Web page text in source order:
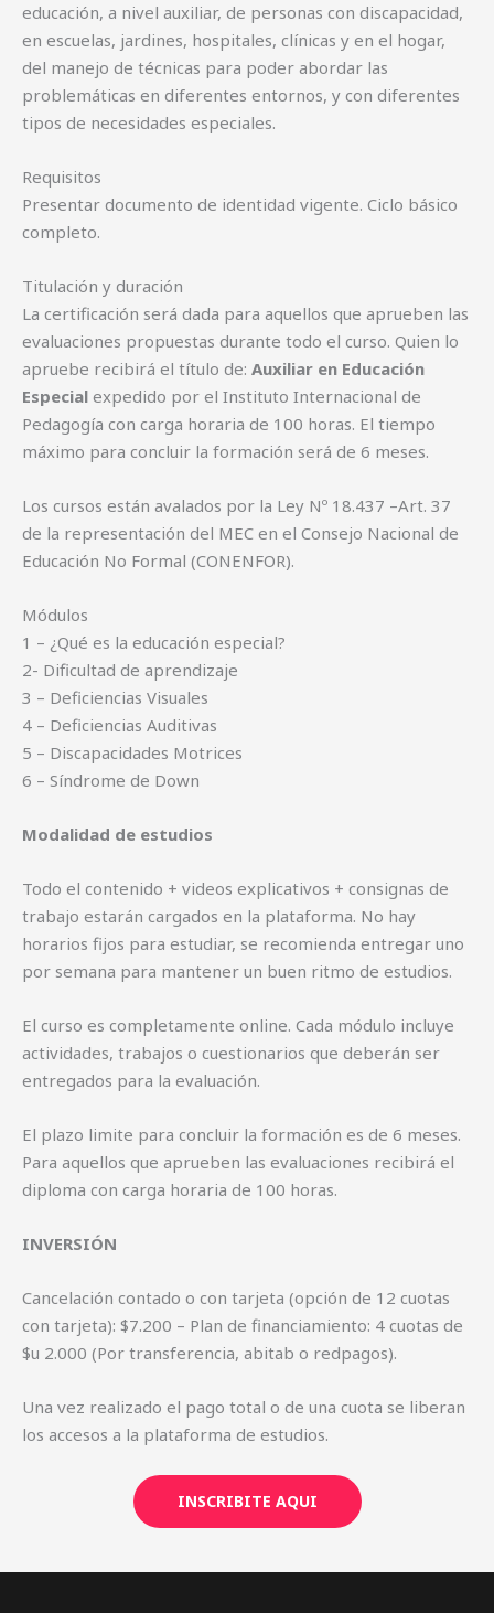
educación, a nivel auxiliar, de personas con discapacidad,
en escuelas, jardines, hospitales, clínicas y en el hogar,
del manejo de técnicas para poder abordar las
problemáticas en diferentes entornos, y con diferentes
tipos de necesidades especiales.
Requisitos
Presentar documento de identidad vigente. Ciclo básico
completo.
Titulación y duración
La certificación será dada para aquellos que aprueben las
evaluaciones propuestas durante todo el curso. Quien lo
apruebe recibirá el título de: Auxiliar en Educación
Especial expedido por el Instituto Internacional de
Pedagogía con carga horaria de 100 horas. El tiempo
máximo para concluir la formación será de 6 meses.
Los cursos están avalados por la Ley Nº 18.437 –Art. 37
de la representación del MEC en el Consejo Nacional de
Educación No Formal (CONENFOR).
Módulos
1 – ¿Qué es la educación especial?
2- Dificultad de aprendizaje
3 – Deficiencias Visuales
4 – Deficiencias Auditivas
5 – Discapacidades Motrices
6 – Síndrome de Down
Modalidad de estudios
Todo el contenido + videos explicativos + consignas de
trabajo estarán cargados en la plataforma. No hay
horarios fijos para estudiar, se recomienda entregar uno
por semana para mantener un buen ritmo de estudios.
El curso es completamente online. Cada módulo incluye
actividades, trabajos o cuestionarios que deberán ser
entregados para la evaluación.
El plazo limite para concluir la formación es de 6 meses.
Para aquellos que aprueben las evaluaciones recibirá el
diploma con carga horaria de 100 horas.
INVERSIÓN
Cancelación contado o con tarjeta (opción de 12 cuotas
con tarjeta): $7.200 – Plan de financiamiento: 4 cuotas de
$u 2.000 (Por transferencia, abitab o redpagos).
Una vez realizado el pago total o de una cuota se liberan
los accesos a la plataforma de estudios.
INSCRIBITE AQUI